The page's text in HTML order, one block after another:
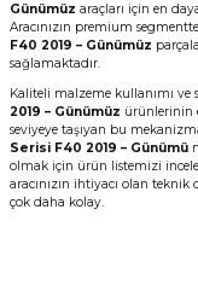
Günümüz araçları için en
Aracınızın premium
F40 2019 – Günümüz
sağlamaktadır.
Kaliteli malzeme kullanımı ve
2019 – Günümüz ürünlerinin
seviyeye taşıyan bu
Serisi F40 2019 – Günümü
olmak için ürün listemizi
aracınızın ihtiyacı olan
çok daha kolay.